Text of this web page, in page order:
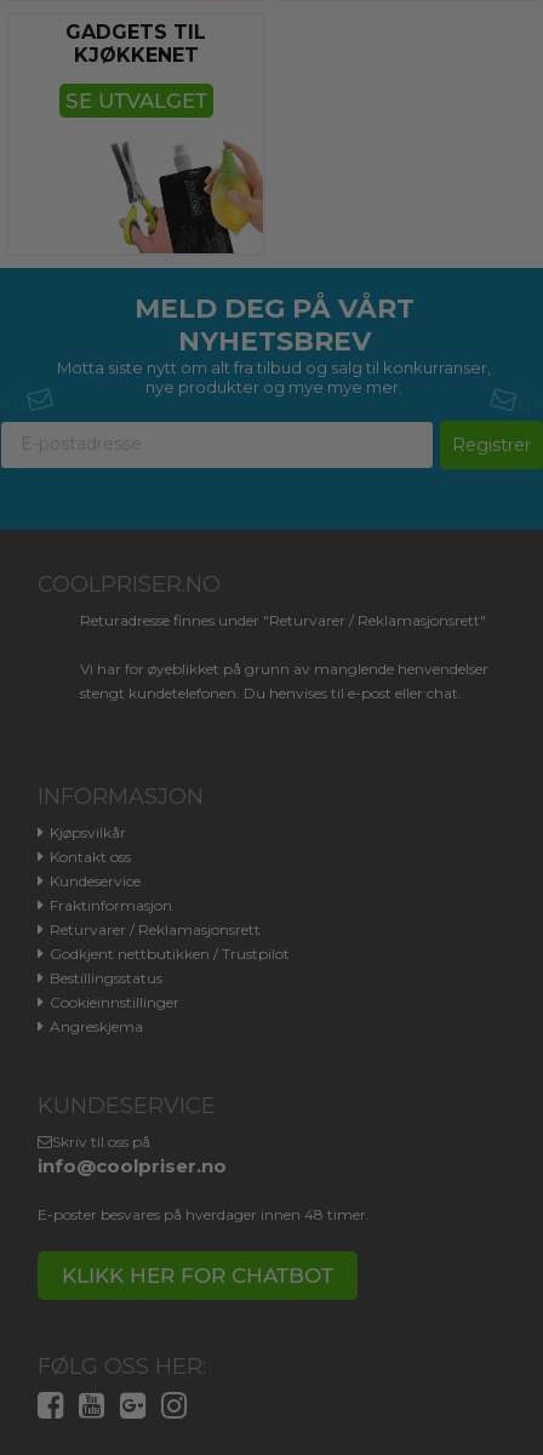
GADGETS TIL
KJØKKENET
SE UTVALGET
MELD DEG PÅ VÅRT
NYHETSBREV
Motta siste nytt om alt fra tilbud og salg til konkurranser,
nye produkter og mye mye mer.
Registrer
COOLPRISER.NO
Returadresse finnes under "Returvarer / Reklamasjonsrett"
Vi har for øyeblikket på grunn av manglende henvendelser
stengt kundetelefonen. Du henvises til e-post eller chat.
INFORMASJON
Kjøpsvilkår
Kontakt oss
Kundeservice
Fraktinformasjon
Returvarer / Reklamasjonsrett
Godkjent nettbutikken / Trustpilot
Bestillingsstatus
Cookieinnstillinger
Angreskjema
KUNDESERVICE
Skriv til oss på
info@coolpriser.no
E-poster besvares på hverdager innen 48 timer.
KLIKK HER FOR CHATBOT
FØLG OSS HER: